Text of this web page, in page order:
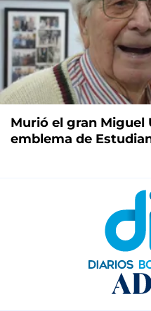
Murió el gran
emblema de